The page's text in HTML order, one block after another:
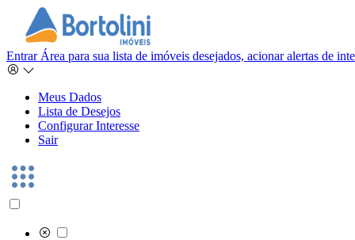
Entrar Área para sua lista de imóveis desejados, acionar alertas de
Meus Dados
Lista de Desejos
Configurar Interesse
Sair